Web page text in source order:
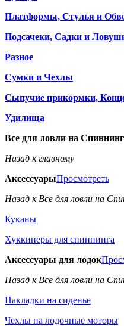
Платформы, Стулья и
Подсачеки, Садки и
Разное
Сумки и Чехлы
Сыпучие прикормки,
Удилища
Все для ловли на Спиннинг
Назад к главному
АксессуарыПросмотреть
Назад к Все для ловли на
Куканы
Хуккиперы для спиннинга
Аксессуары для лодок
Назад к Все для ловли на
Накладки на сиденье
Чехлы на лодочные моторы